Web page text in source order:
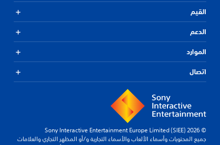
القيم
الدعم
الموارد
اتصال
© 2026 Sony Interactive Entertainment Europe Limited (SIEE)
جميع المحتويات وأسماء الألعاب والأسماء التجارية و/أو المظهر التجاري والعلامات